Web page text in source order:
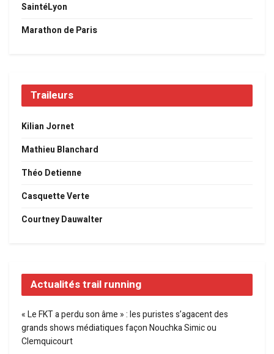
SaintéLyon
Marathon de Paris
Traileurs
Kilian Jornet
Mathieu Blanchard
Théo Detienne
Casquette Verte
Courtney Dauwalter
Actualités trail running
« Le FKT a perdu son âme » : les puristes s’agacent des
grands shows médiatiques façon Nouchka Simic ou
Clemquicourt